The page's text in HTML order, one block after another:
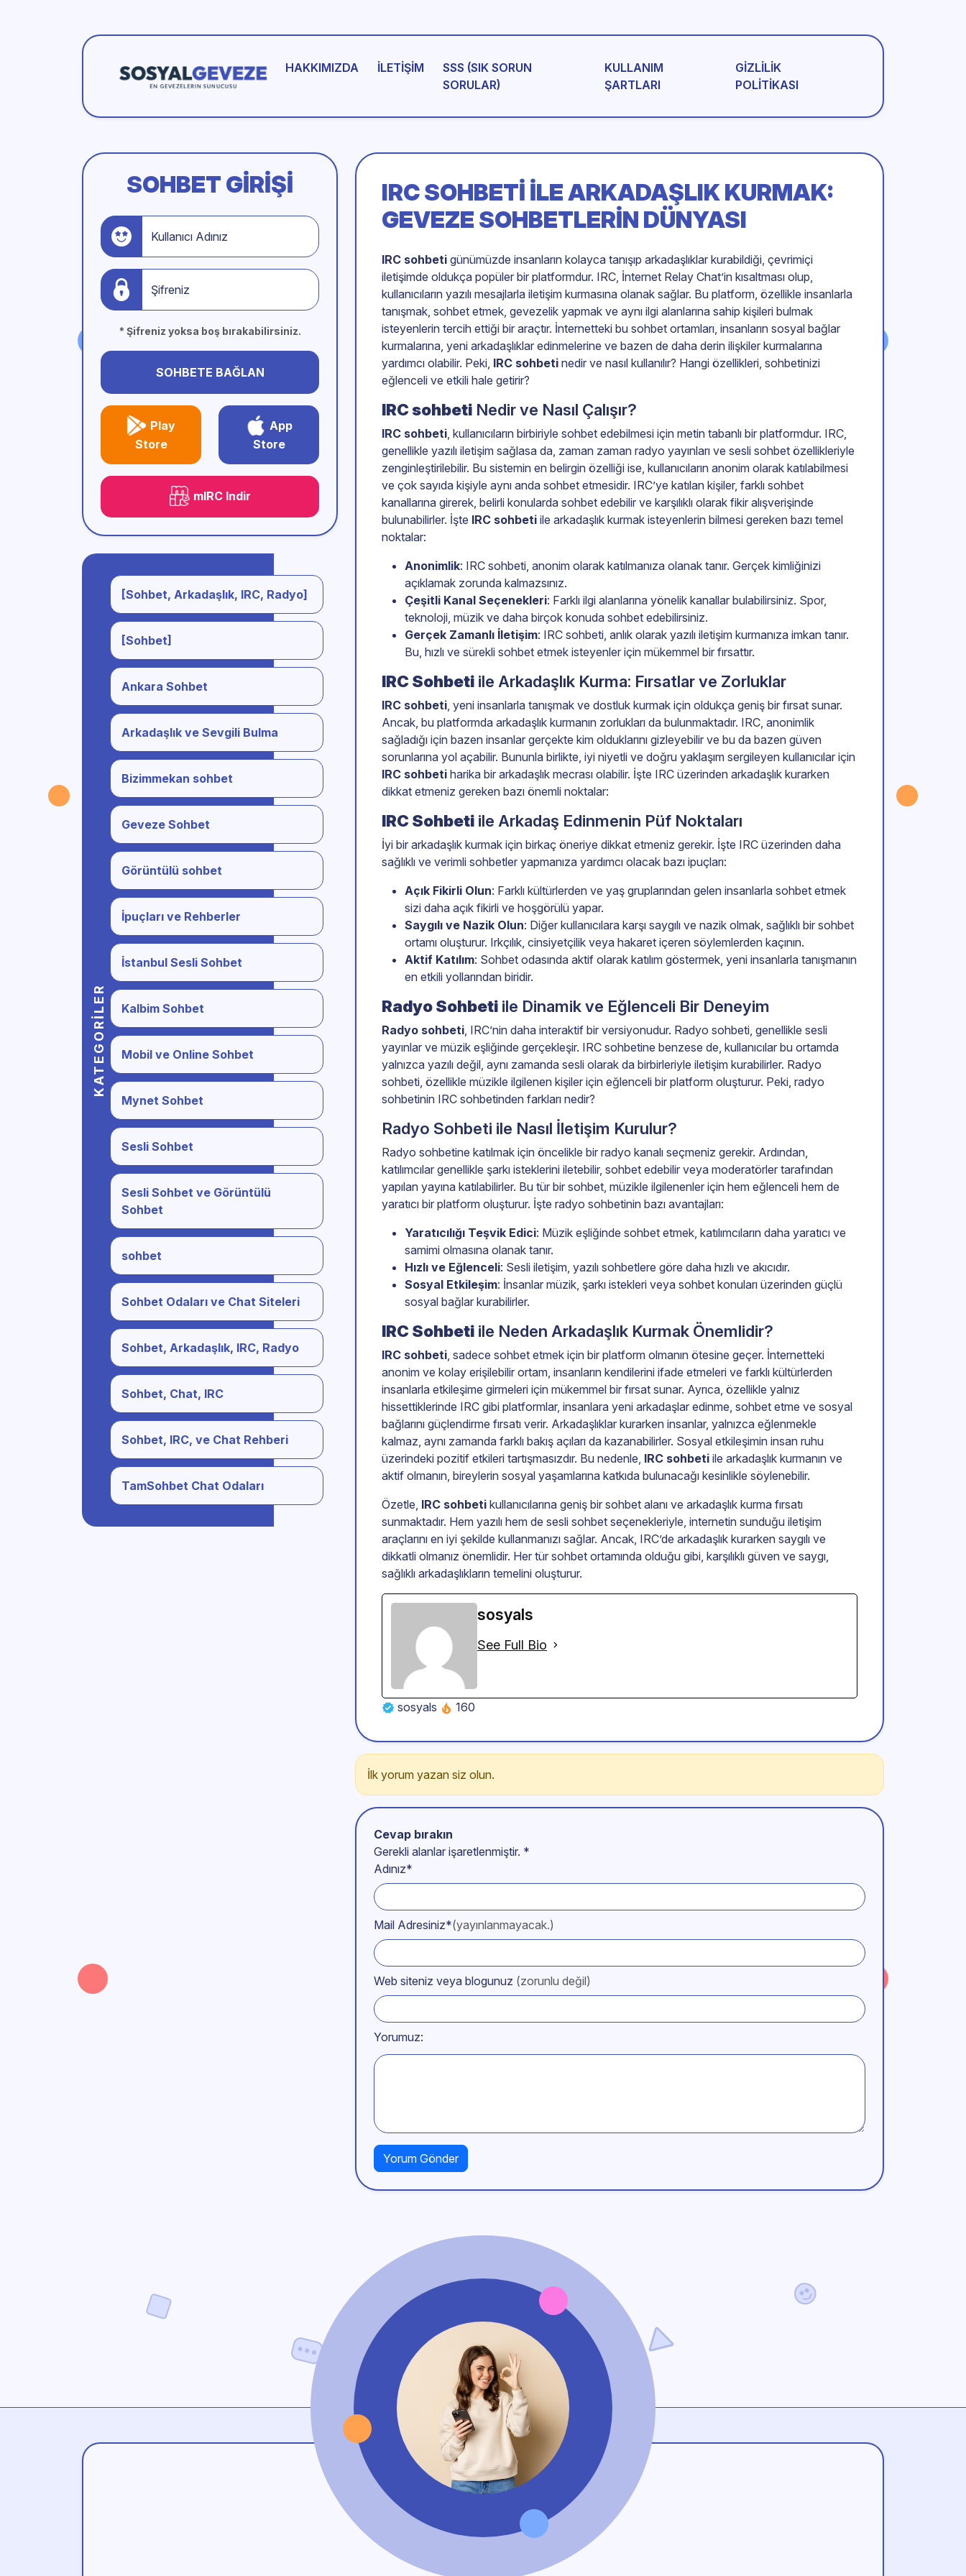
HAKKIMIZDA İLETIŞIM
SSS (SIK SORUN
SORULAR)
KULLANIM
ŞARTLARI
GIZLILIK
POLITIKASI
SOHBET GIRIŞI
Kullanıcı Adınız
Şifreniz
* Şifreniz yoksa boş bırakabilirsiniz.
SOHBETE BAĞLAN
Play
Store
App
Store
mIRC Indir
KATEGORILER
[Sohbet, Arkadaşlık, IRC, Radyo]
[Sohbet]
Ankara Sohbet
Arkadaşlık ve Sevgili Bulma
Bizimmekan sohbet
Geveze Sohbet
Görüntülü sohbet
İpuçları ve Rehberler
İstanbul Sesli Sohbet
Kalbim Sohbet
Mobil ve Online Sohbet
Mynet Sohbet
Sesli Sohbet
Sesli Sohbet ve Görüntülü
Sohbet
sohbet
Sohbet Odaları ve Chat Siteleri
Sohbet, Arkadaşlık, IRC, Radyo
Sohbet, Chat, IRC
Sohbet, IRC, ve Chat Rehberi
TamSohbet Chat Odaları
IRC SOHBETI ILE ARKADAŞLIK KURMAK:
GEVEZE SOHBETLERIN DÜNYASI
IRC sohbeti günümüzde insanların kolayca tanışıp arkadaşlıklar kurabildiği, çevrimiçi
iletişimde oldukça popüler bir platformdur. IRC, İnternet Relay Chat’in kısaltması olup,
kullanıcıların yazılı mesajlarla iletişim kurmasına olanak sağlar. Bu platform, özellikle insanlarla
tanışmak, sohbet etmek, gevezelik yapmak ve aynı ilgi alanlarına sahip kişileri bulmak
isteyenlerin tercih ettiği bir araçtır. İnternetteki bu sohbet ortamları, insanların sosyal bağlar
kurmalarına, yeni arkadaşlıklar edinmelerine ve bazen de daha derin ilişkiler kurmalarına
yardımcı olabilir. Peki, IRC sohbeti nedir ve nasıl kullanılır? Hangi özellikleri, sohbetinizi
eğlenceli ve etkili hale getirir?
IRC sohbeti Nedir ve Nasıl Çalışır?
IRC sohbeti, kullanıcıların birbiriyle sohbet edebilmesi için metin tabanlı bir platformdur. IRC,
genellikle yazılı iletişim sağlasa da, zaman zaman radyo yayınları ve sesli sohbet özellikleriyle
zenginleştirilebilir. Bu sistemin en belirgin özelliği ise, kullanıcıların anonim olarak katılabilmesi
ve çok sayıda kişiyle aynı anda sohbet etmesidir. IRC’ye katılan kişiler, farklı sohbet
kanallarına girerek, belirli konularda sohbet edebilir ve karşılıklı olarak fikir alışverişinde
bulunabilirler. İşte IRC sohbeti ile arkadaşlık kurmak isteyenlerin bilmesi gereken bazı temel
noktalar:
Anonimlik: IRC sohbeti, anonim olarak katılmanıza olanak tanır. Gerçek kimliğinizi
açıklamak zorunda kalmazsınız.
Çeşitli Kanal Seçenekleri: Farklı ilgi alanlarına yönelik kanallar bulabilirsiniz. Spor,
teknoloji, müzik ve daha birçok konuda sohbet edebilirsiniz.
Gerçek Zamanlı İletişim: IRC sohbeti, anlık olarak yazılı iletişim kurmanıza imkan tanır.
Bu, hızlı ve sürekli sohbet etmek isteyenler için mükemmel bir fırsattır.
IRC Sohbeti ile Arkadaşlık Kurma: Fırsatlar ve Zorluklar
IRC sohbeti, yeni insanlarla tanışmak ve dostluk kurmak için oldukça geniş bir fırsat sunar.
Ancak, bu platformda arkadaşlık kurmanın zorlukları da bulunmaktadır. IRC, anonimlik
sağladığı için bazen insanlar gerçekte kim olduklarını gizleyebilir ve bu da bazen güven
sorunlarına yol açabilir. Bununla birlikte, iyi niyetli ve doğru yaklaşım sergileyen kullanıcılar için
IRC sohbeti harika bir arkadaşlık mecrası olabilir. İşte IRC üzerinden arkadaşlık kurarken
dikkat etmeniz gereken bazı önemli noktalar:
IRC Sohbeti ile Arkadaş Edinmenin Püf Noktaları
İyi bir arkadaşlık kurmak için birkaç öneriye dikkat etmeniz gerekir. İşte IRC üzerinden daha
sağlıklı ve verimli sohbetler yapmanıza yardımcı olacak bazı ipuçları:
Açık Fikirli Olun: Farklı kültürlerden ve yaş gruplarından gelen insanlarla sohbet etmek
sizi daha açık fikirli ve hoşgörülü yapar.
Saygılı ve Nazik Olun: Diğer kullanıcılara karşı saygılı ve nazik olmak, sağlıklı bir sohbet
ortamı oluşturur. Irkçılık, cinsiyetçilik veya hakaret içeren söylemlerden kaçının.
Aktif Katılım: Sohbet odasında aktif olarak katılım göstermek, yeni insanlarla tanışmanın
en etkili yollarından biridir.
Radyo Sohbeti ile Dinamik ve Eğlenceli Bir Deneyim
Radyo sohbeti, IRC’nin daha interaktif bir versiyonudur. Radyo sohbeti, genellikle sesli
yayınlar ve müzik eşliğinde gerçekleşir. IRC sohbetine benzese de, kullanıcılar bu ortamda
yalnızca yazılı değil, aynı zamanda sesli olarak da birbirleriyle iletişim kurabilirler. Radyo
sohbeti, özellikle müzikle ilgilenen kişiler için eğlenceli bir platform oluşturur. Peki, radyo
sohbetinin IRC sohbetinden farkları nedir?
Radyo Sohbeti ile Nasıl İletişim Kurulur?
Radyo sohbetine katılmak için öncelikle bir radyo kanalı seçmeniz gerekir. Ardından,
katılımcılar genellikle şarkı isteklerini iletebilir, sohbet edebilir veya moderatörler tarafından
yapılan yayına katılabilirler. Bu tür bir sohbet, müzikle ilgilenenler için hem eğlenceli hem de
yaratıcı bir platform oluşturur. İşte radyo sohbetinin bazı avantajları:
Yaratıcılığı Teşvik Edici: Müzik eşliğinde sohbet etmek, katılımcıların daha yaratıcı ve
samimi olmasına olanak tanır.
Hızlı ve Eğlenceli: Sesli iletişim, yazılı sohbetlere göre daha hızlı ve akıcıdır.
Sosyal Etkileşim: İnsanlar müzik, şarkı istekleri veya sohbet konuları üzerinden güçlü
sosyal bağlar kurabilirler.
IRC Sohbeti ile Neden Arkadaşlık Kurmak Önemlidir?
IRC sohbeti, sadece sohbet etmek için bir platform olmanın ötesine geçer. İnternetteki
anonim ve kolay erişilebilir ortam, insanların kendilerini ifade etmeleri ve farklı kültürlerden
insanlarla etkileşime girmeleri için mükemmel bir fırsat sunar. Ayrıca, özellikle yalnız
hissettiklerinde IRC gibi platformlar, insanlara yeni arkadaşlar edinme, sohbet etme ve sosyal
bağlarını güçlendirme fırsatı verir. Arkadaşlıklar kurarken insanlar, yalnızca eğlenmekle
kalmaz, aynı zamanda farklı bakış açıları da kazanabilirler. Sosyal etkileşimin insan ruhu
üzerindeki pozitif etkileri tartışmasızdır. Bu nedenle, IRC sohbeti ile arkadaşlık kurmanın ve
aktif olmanın, bireylerin sosyal yaşamlarına katkıda bulunacağı kesinlikle söylenebilir.
Özetle, IRC sohbeti kullanıcılarına geniş bir sohbet alanı ve arkadaşlık kurma fırsatı
sunmaktadır. Hem yazılı hem de sesli sohbet seçenekleriyle, internetin sunduğu iletişim
araçlarını en iyi şekilde kullanmanızı sağlar. Ancak, IRC’de arkadaşlık kurarken saygılı ve
dikkatli olmanız önemlidir. Her tür sohbet ortamında olduğu gibi, karşılıklı güven ve saygı,
sağlıklı arkadaşlıkların temelini oluşturur.
sosyals
See Full Bio
sosyals 160
İlk yorum yazan siz olun.
Cevap bırakın
Gerekli alanlar işaretlenmiştir. *
Adınız*
Mail Adresiniz*(yayınlanmayacak.)
Web siteniz veya blogunuz (zorunlu değil)
Yorumuz: